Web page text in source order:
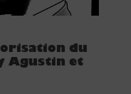
du
Agustin et